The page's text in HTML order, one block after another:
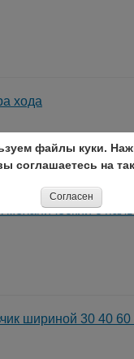
хода
с
шириной 30 40 60
файлы куки.
соглашаетесь на
Согласен